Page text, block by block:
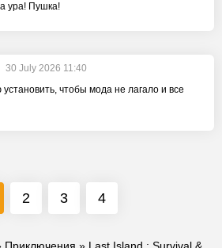
ура! Пушка!
30 July 2026 11:40
установить, чтобы мода не лагало и все
2 3 4